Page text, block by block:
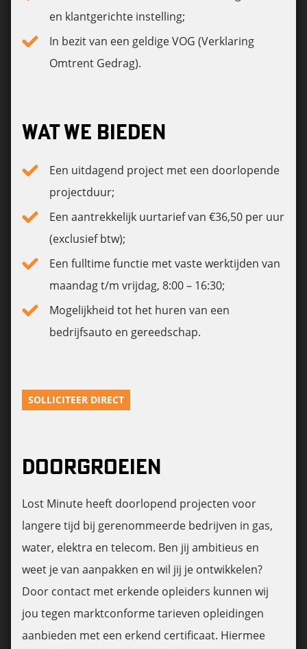
en klantgerichte instelling;
In bezit van een geldige VOG (Verklaring
Omtrent Gedrag).
WAT WE BIEDEN
Een uitdagend project met een doorlopende
projectduur;
Een aantrekkelijk uurtarief van €36,50 per uur
(exclusief btw);
Een fulltime functie met vaste werktijden van
maandag t/m vrijdag, 8:00 – 16:30;
Mogelijkheid tot het huren van een
bedrijfsauto en gereedschap.
SOLLICITEER DIRECT
DOORGROEIEN
Lost Minute heeft doorlopend projecten voor
langere tijd bij gerenommeerde bedrijven in gas,
water, elektra en telecom. Ben jij ambitieus en
weet je van aanpakken en wil jij je ontwikkelen?
Door contact met erkende opleiders kunnen wij
jou tegen marktconforme tarieven opleidingen
aanbieden met een erkend certificaat. Hiermee